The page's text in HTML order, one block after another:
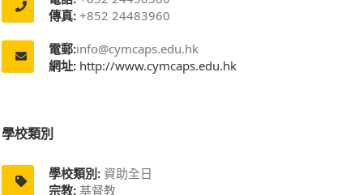
傳真: +852 24483960
電郵:info@cymcaps.edu.hk
網址: http://www.cymcaps.edu.hk
學校類別
學校類別: 資助全日
宗教: 基督教